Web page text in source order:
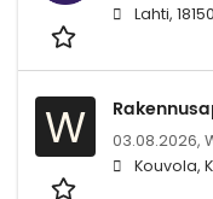
Lahti,
W 03.08.2026,
Kouvola,